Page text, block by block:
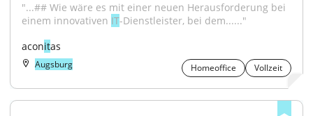
"...## Wie wäre es mit einer neuen Herausforderung bei
einem innovativen IT-Dienstleister, bei dem......"
aconitas
Augsburg Homeoffice Vollzeit